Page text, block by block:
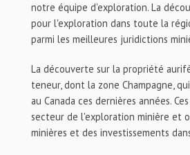
notre équipe d'exploration. La
pour l'exploration dans toute la
parmi les meilleures juridictions
La découverte sur la propriété
teneur, dont la zone Champagne,
au Canada ces dernières années.
secteur de l'exploration minière et
minières et des investissements